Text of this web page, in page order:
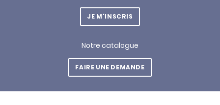
JE M'INSCRIS
Notre catalogue
FAIRE UNE DEMANDE